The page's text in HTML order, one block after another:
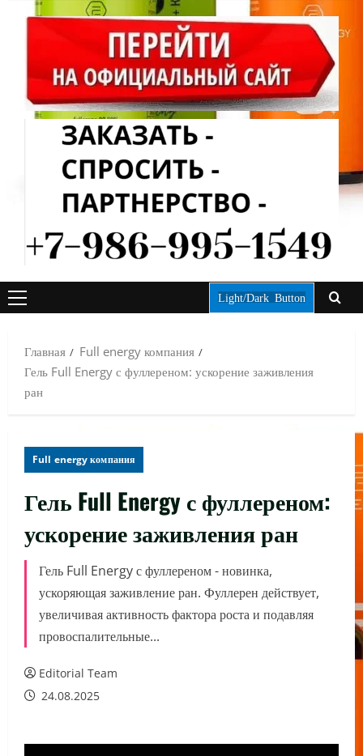
ОСНОВНОЕ
Light/Dark Button
Главная
Full energy компания
Гель Full Energy с фуллереном: ускорение заживления
ран
Full energy компания
Гель Full Energy с фуллереном:
ускорение заживления ран
Гель Full Energy с фуллереном - новинка,
ускоряющая заживление ран. Фуллерен действует,
увеличивая активность фактора роста и подавляя
провоспалительные...
Editorial Team
24.08.2025